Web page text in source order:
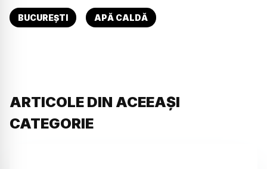
BUCUREȘTI APĂ CALDĂ
ARTICOLE DIN ACEEAȘI
CATEGORIE